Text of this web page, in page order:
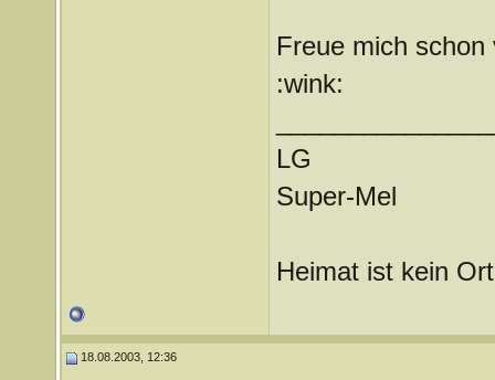
Freue mich
:wink:
LG
Super-Mel
Heimat ist kein
18.08.2003, 12:36